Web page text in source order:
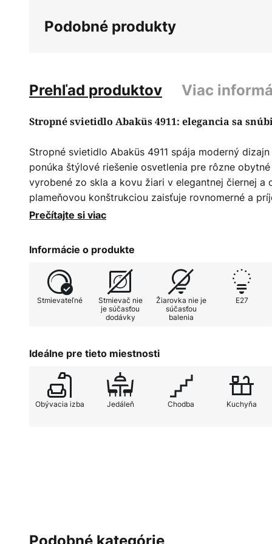
obrázkov
Podobné produkty
Prehľad produktov Viac
Stropné svietidlo Abaküs 4911: elegancia sa
Stropné svietidlo Abaküs 4911 spája moderný
ponúka štýlové riešenie osvetlenia pre rôzne
vyrobené zo skla a kovu žiari v elegantnej čiernej
plameňovou konštrukciou zaisťuje rovnomerné a
ponorí každú miestnosť do harmonickej atmosféry.
osvetlenia individuálnym potrebám.
Za zmienku stojí európska výroba svietidla Abaküs
remeselné majstrovstvo. Toto svietidlo je ideálne
chodieb a kuchýň a dokonale zapadá do
funkčnosti a estetických nárokov robí zo stropného
Prečítajte si viac
Informácie o produkte
Stmievateľné
Stmievač nie
je súčasťou
dodávky
Žiarovka nie je
súčasťou
balenia
E27
Ideálne pre tieto miestnosti
Obývacia izba Jedáleň Chodba Kuchyňa